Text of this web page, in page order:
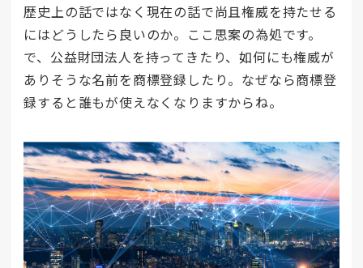
歴史上の話ではなく現在の話で尚且権威を持たせる
にはどうしたら良いのか。ここ思案の為処です。
で、公益財団法人を持ってきたり、如何にも権威が
ありそうな名前を商標登録したり。なぜなら商標登
録すると誰もが使えなくなりますからね。